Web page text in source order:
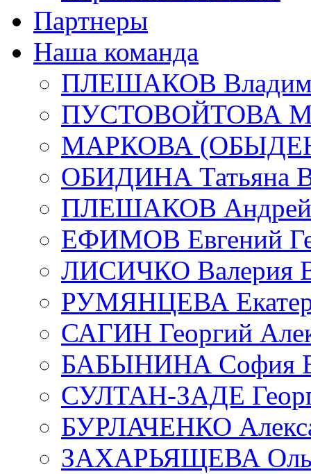
Партнеры
Наша команда
ПЛЕШАКОВ
ПУСТОВОЙТОВА
МАРКОВА
ОБИДИНА Татьяна
ПЛЕШАКОВ Андрей
ЕФИМОВ Евгений
ЛИСИЧКО Валерия
РУМЯНЦЕВА
САГИН Георгий
БАБЫНИНА София
СУЛТАН-ЗАДЕ
БУРЛАЧЕНКО
ЗАХАРЬЯЩЕВА